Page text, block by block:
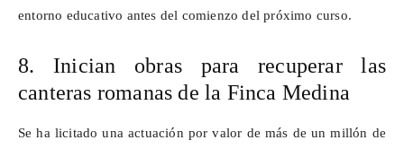
entorno educativo antes del comienzo del próximo curso.
8. Inician obras para recuperar las
canteras romanas de la Finca Medina
Se ha licitado una actuación por valor de más de un millón de